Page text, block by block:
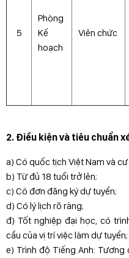
5
Phòng
Kế
hoạch
Viên chức
2. Điều kiện và tiêu chuẩn
a) Có quốc tịch Việt Nam và
b) Từ đủ 18 tuổi trở lên;
c) Có đơn đăng ký dự tuyển;
d) Có lý lịch rõ ràng;
đ) Tốt nghiệp đại học, có
cầu của vị trí việc làm dự tuyển;
e) Trình độ Tiếng Anh: